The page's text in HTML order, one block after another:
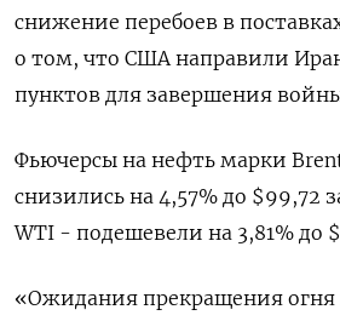
‌снижение перебоев в
о том, что США направили
пунктов для завершения
Фьючерсы на ​нефть марки
снизились на 4,57% ⁠до $99,72
WTI - ‌подешевели на 3,81% до
«Ожидания ‌прекращения огня